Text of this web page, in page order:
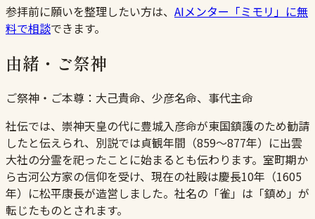
参拝前に願いを整理したい方は、 AIメンター「ミモリ」に無
料で相談できます。
由緒・ご祭神
ご祭神・ご本尊： 大己貴命、少彦名命、事代主命
社伝では、崇神天皇の代に豊城入彦命が東国鎮護のため勧請
したと伝えられ、別説では貞観年間（859〜877年）に出雲
大社の分霊を祀ったことに始まるとも伝わります。室町期か
ら古河公方家の信仰を受け、現在の社殿は慶長10年（1605
年）に松平康長が造営しました。社名の「雀」は「鎮め」が
転じたものとされます。